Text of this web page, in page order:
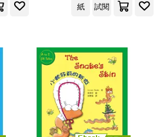
可海外宅配(9)
紙
試閱